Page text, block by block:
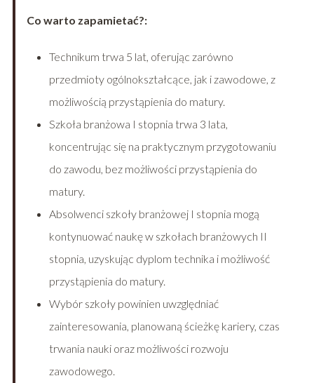
Co warto zapamietać?:
Technikum trwa 5 lat, oferując zarówno
przedmioty ogólnokształcące, jak i zawodowe, z
możliwością przystąpienia do matury.
Szkoła branżowa I stopnia trwa 3 lata,
koncentrując się na praktycznym przygotowaniu
do zawodu, bez możliwości przystąpienia do
matury.
Absolwenci szkoły branżowej I stopnia mogą
kontynuować naukę w szkołach branżowych II
stopnia, uzyskując dyplom technika i możliwość
przystąpienia do matury.
Wybór szkoły powinien uwzględniać
zainteresowania, planowaną ścieżkę kariery, czas
trwania nauki oraz możliwości rozwoju
zawodowego.